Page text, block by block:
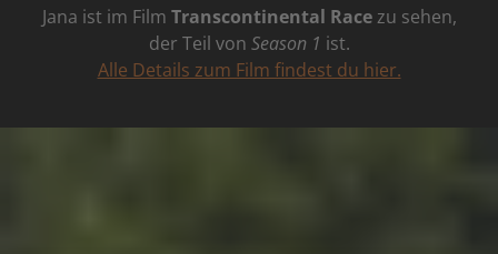
Jana ist im Film Transcontinental Racezu sehen,
der Teil von Season 1 ist.
Alle Details zum Film findest du hier.